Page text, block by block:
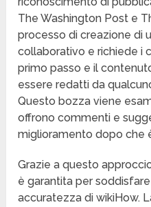
The Washington Post e
processo di creazione di
collaborativo e richiede i
primo passo e il
essere redatti da
Questo bozza viene
offrono commenti e
miglioramento dopo che
Grazie a questo
è garantita per
accuratezza di wikiHow.